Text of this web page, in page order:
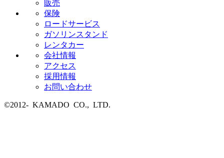
販売
保険
ロードサービス
ガソリンスタンド
レンタカー
会社情報
アクセス
採用情報
お問い合わせ
©2012- KAMADO CO., LTD.